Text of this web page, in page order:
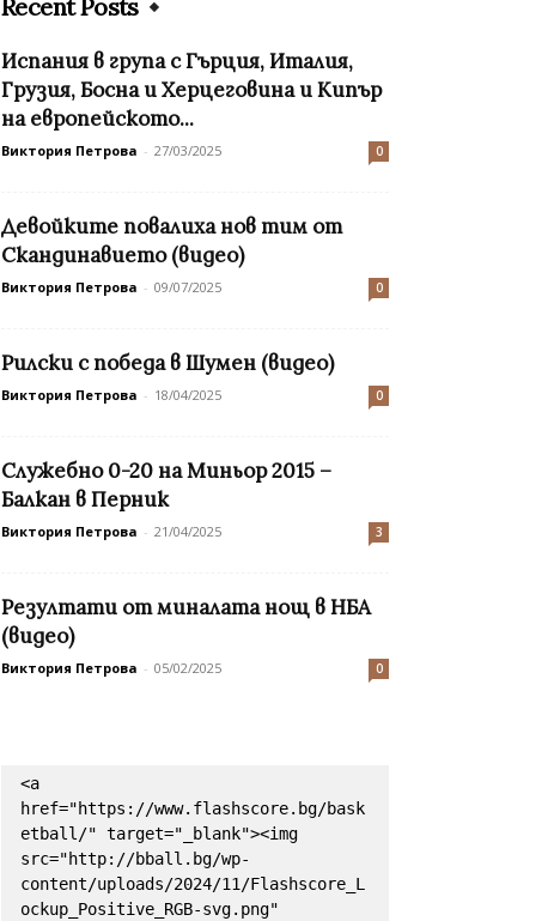
Recent Posts
Испания в група с Гърция, Италия,
Грузия, Босна и Херцеговина и Кипър
на европейското...
Виктория Петрова - 27/03/2025 0
Девойките повалиха нов тим от
Скандинавието (видео)
Виктория Петрова - 09/07/2025 0
Рилски с победа в Шумен (видео)
Виктория Петрова - 18/04/2025 0
Служебно 0-20 на Миньор 2015 –
Балкан в Перник
Виктория Петрова - 21/04/2025 3
Резултати от миналата нощ в НБА
(видео)
Виктория Петрова - 05/02/2025 0
<a
href="https://www.flashscore.bg/bask
etball/" target="_blank"><img
src="http://bball.bg/wp-
content/uploads/2024/11/Flashscore_L
ockup_Positive_RGB-svg.png"